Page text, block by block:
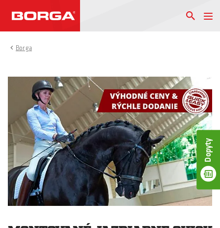
Dopyty
Borga